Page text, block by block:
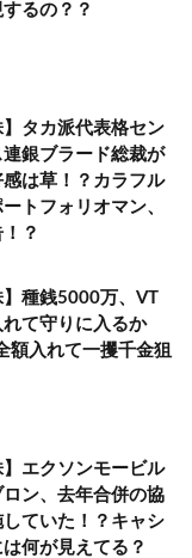
るの？？
】タカ派代表格セン
連銀ブラード総裁が
は草！？カラフル
トフォリオマン、
？
】種銭5000万、VT
れて守りに入るか
額入れて一攫千金狙
】エクソンモービル
ロン、去年合併の協
ていた！？キャシ
何が見えてる？